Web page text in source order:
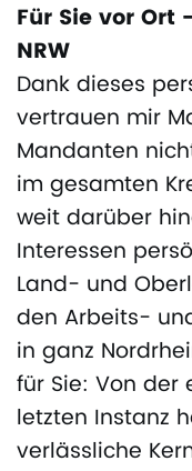
Für Sie vor Ort
NRW
Dank dieses
vertrauen mir
Mandanten
im gesamten
weit darüber
Interessen
Land- und
den Arbeits-
in ganz
für Sie: Von der
letzten Instanz
verlässliche